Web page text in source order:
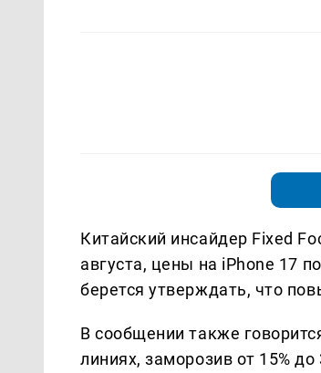
Китайский инсайдер Fixed
августа, цены на iPhone 17
берется утверждать, что
В сообщении также
линиях, заморозив от 15%